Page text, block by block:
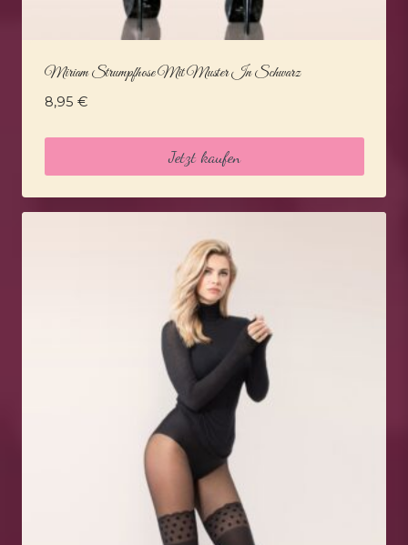
Miriam Strumpfhose Mit Muster In Schwarz
8,95 €
Jetzt kaufen